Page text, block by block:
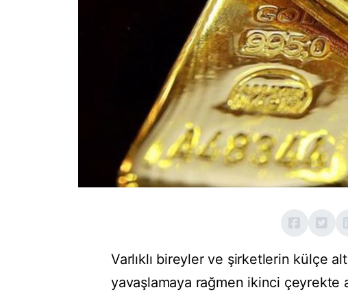
Varlıklı bireyler ve şirketlerin külçe
yavaşlamaya rağmen ikinci çeyrekte